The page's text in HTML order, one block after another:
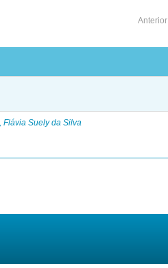
Anterior
Flávia Suely da Silva